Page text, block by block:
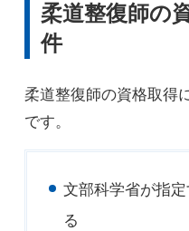
柔道整復師の
件
柔道整復師の資格取得
です。
文部科学省が指
る